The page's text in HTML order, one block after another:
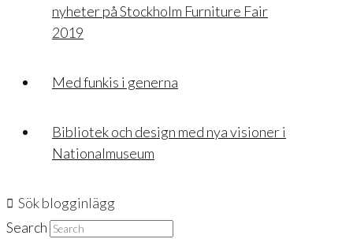
nyheter på Stockholm Furniture Fair
2019
Med funkis i generna
Bibliotek och design med nya visioner i
Nationalmuseum
Sök blogginlägg
Search